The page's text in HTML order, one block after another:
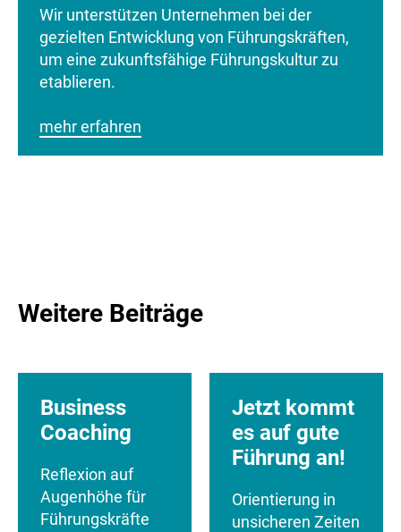
Wir unterstützen Unternehmen bei der
gezielten Entwicklung von Führungskräften,
um eine zukunftsfähige Führungskultur zu
etablieren.
mehr erfahren
Weitere Beiträge
Business
Coaching
Reflexion auf
Augenhöhe für
Führungskräfte
Jetzt kommt
es auf gute
Führung an!
Orientierung in
unsicheren Zeiten